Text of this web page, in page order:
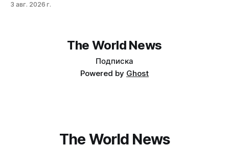
потеряв $30 млрд за месяц. Причина — маржин-коллы
3 авг. 2026 г.
The World News
Подписка
Powered by Ghost
The World News